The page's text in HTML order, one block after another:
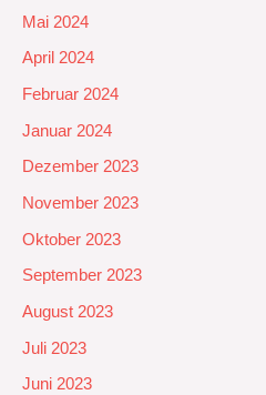
Mai 2024
April 2024
Februar 2024
Januar 2024
Dezember 2023
November 2023
Oktober 2023
September 2023
August 2023
Juli 2023
Juni 2023